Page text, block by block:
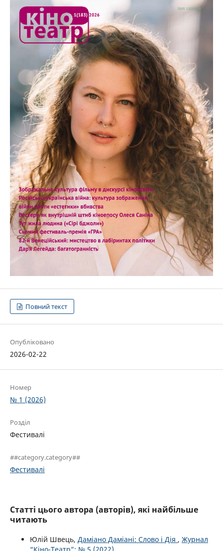
Повний текст
Опубліковано
2026-02-22
Номер
№ 1 (2026)
Розділ
Фестивалі
##category.category##
Фестивалі
Статті цього автора (авторів), які найбільше
читають
Юлій Швець, Даміано Даміані: Слово і Дія , Журнал